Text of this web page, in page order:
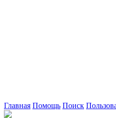
Главная Помощь Поиск